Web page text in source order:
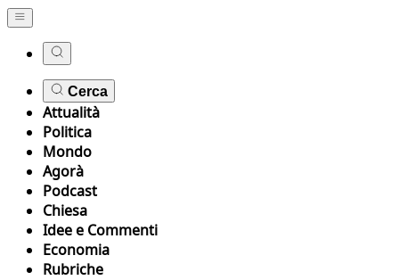
Cerca
Attualità
Politica
Mondo
Agorà
Podcast
Chiesa
Idee e Commenti
Economia
Rubriche